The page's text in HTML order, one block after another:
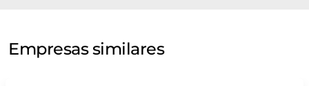
Empresas similares